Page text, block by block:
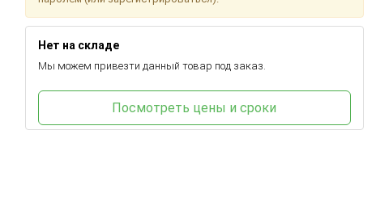
Нет на складе
Мы можем привезти данный товар под заказ.
Посмотреть цены и сроки